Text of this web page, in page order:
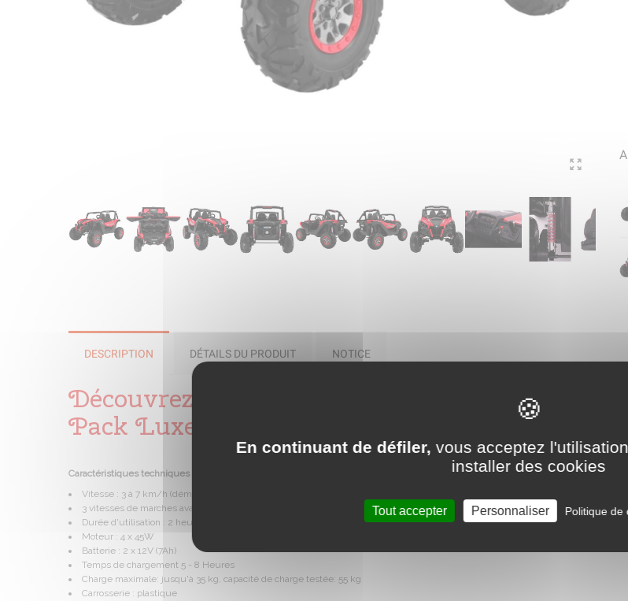
DESCRIPTION DÉTAILS DU PRODUIT NOTICE
Découvrez notre Voiture électrique 2 places
Pack Luxe
Caractéristiques techniques Buggy UTV-MX
Vitesse : 3 à 7 km/h (démarrage progressif)
3 vitesses de marches avant et 3 de marche arrière
Durée d'utilisation : 2 heures (en fonction du poids de l'enfants et du type de sol)
Moteur : 4 x 45W
Batterie : 2 x 12V (7Ah)
Temps de chargement 5 - 8 Heures
Charge maximale: jusqu'à 35 kg, capacité de charge testée: 55 kg
Carrosserie : plastique
En continuant de défiler, vous acceptez
installer des cookies
Tout accepter Personnaliser Politique de